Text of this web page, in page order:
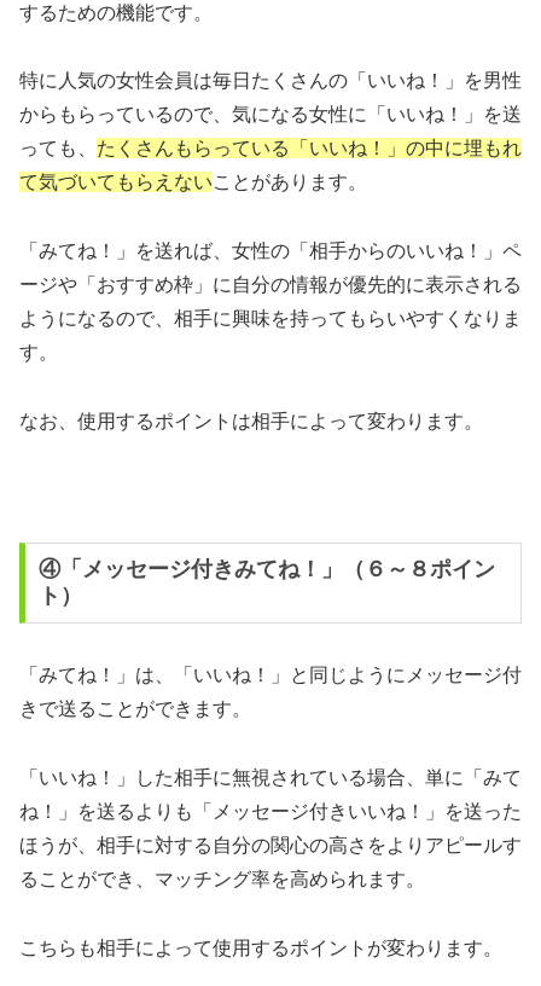
するための機能です。
特に人気の女性会員は毎日たくさんの「いいね！」を男性
からもらっているので、気になる女性に「いいね！」を送
っても、 たくさんもらっている「いいね！」の中に埋もれ
て気づいてもらえないことがあります。
「みてね！」を送れば、女性の「相手からのいいね！」ペ
ージや「おすすめ枠」に自分の情報が優先的に表示される
ようになるので、相手に興味を持ってもらいやすくなりま
す。
なお、使用するポイントは相手によって変わります。
④「メッセージ付きみてね！」（６～８ポイン
ト）
「みてね！」は、「いいね！」と同じようにメッセージ付
きで送ることができます。
「いいね！」した相手に無視されている場合、単に「みて
ね！」を送るよりも「メッセージ付きいいね！」を送った
ほうが、相手に対する自分の関心の高さをよりアピールす
ることができ、マッチング率を高められます。
こちらも相手によって使用するポイントが変わります。